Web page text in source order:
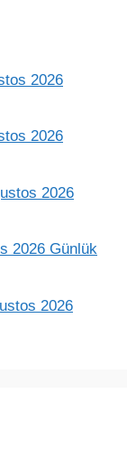
2026
2026
2026
2026 Günlük
2026